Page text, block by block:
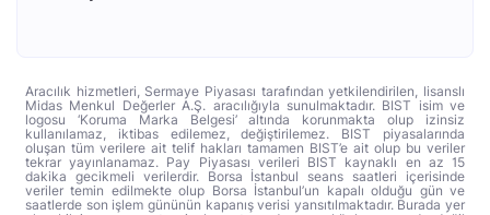
Aracılık hizmetleri, Sermaye Piyasası tarafından yetkilendirilen, lisanslı
Midas Menkul Değerler A.Ş. aracılığıyla sunulmaktadır. BIST isim ve
logosu ‘Koruma Marka Belgesi’ altında korunmakta olup izinsiz
kullanılamaz, iktibas edilemez, değiştirilemez. BIST piyasalarında
oluşan tüm verilere ait telif hakları tamamen BIST’e ait olup bu veriler
tekrar yayınlanamaz. Pay Piyasası verileri BIST kaynaklı en az 15
dakika gecikmeli verilerdir. Borsa İstanbul seans saatleri içerisinde
veriler temin edilmekte olup Borsa İstanbul’un kapalı olduğu gün ve
saatlerde son işlem gününün kapanış verisi yansıtılmaktadır. Burada yer